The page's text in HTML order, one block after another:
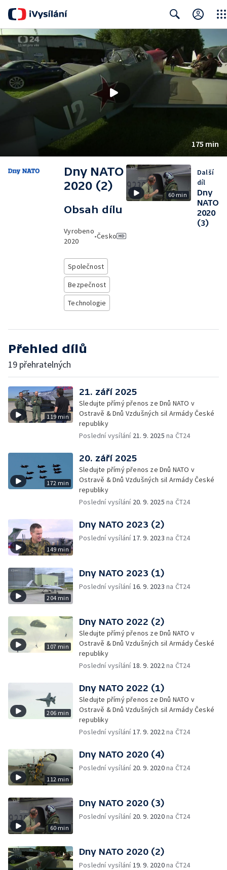
Search
175 min
Dny NATO
2020 (2)
Obsah dílu
Vyrobeno
2020
•Česko
Společnost
Bezpečnost
Technologie
60 min
Další
díl
Dny
NATO
2020
(3)
Přehled dílů
19 přehratelných
119 min
21. září 2025
Sledujte přímý přenos ze Dnů NATO v
Ostravě & Dnů Vzdušných sil Armády České
republiky
Poslední vysílání 21. 9. 2025 na ČT24
172 min
20. září 2025
Sledujte přímý přenos ze Dnů NATO v
Ostravě & Dnů Vzdušných sil Armády České
republiky
Poslední vysílání 20. 9. 2025 na ČT24
149 min
Dny NATO 2023 (2)
Poslední vysílání17. 9. 2023 na ČT24
204 min
Dny NATO 2023 (1)
Poslední vysílání16. 9. 2023 na ČT24
107 min
Dny NATO 2022 (2)
Sledujte přímý přenos ze Dnů NATO v
Ostravě & Dnů Vzdušných sil Armády České
republiky
Poslední vysílání18. 9. 2022na ČT24
206 min
Dny NATO 2022 (1)
Sledujte přímý přenos ze Dnů NATO v
Ostravě & Dnů Vzdušných sil Armády České
republiky
Poslední vysílání17. 9. 2022na ČT24
112 min
Dny NATO 2020 (4)
Poslední vysílání 20. 9. 2020na ČT24
60 min
Dny NATO 2020 (3)
Poslední vysílání 20. 9. 2020na ČT24
Dny NATO 2020 (2)
Poslední vysílání19. 9. 2020na ČT24